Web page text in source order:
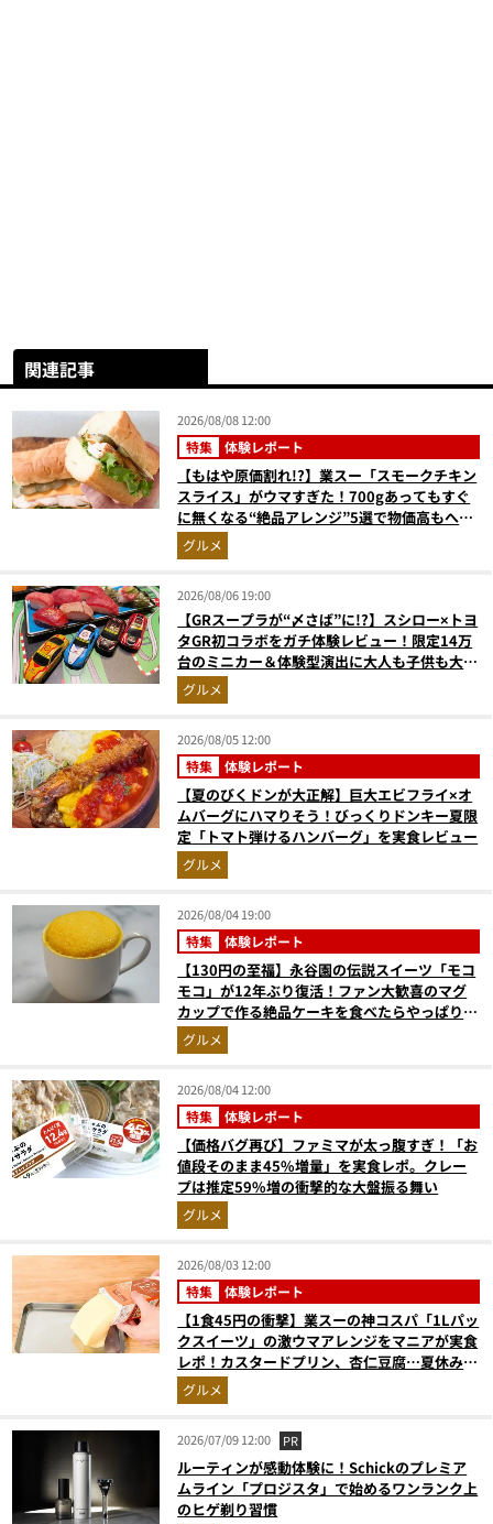
関連記事
2026/08/08 12:00
特集 体験レポート
【もはや原価割れ!?】業スー「スモークチキン
スライス」がウマすぎた！700gあってもすぐ
に無くなる“絶品アレンジ”5選で物価高もへっ
ちゃら
グルメ
2026/08/06 19:00
【GRスープラが“〆さば”に!?】スシロー×トヨ
タGR初コラボをガチ体験レビュー！限定14万
台のミニカー＆体験型演出に大人も子供も大興
奮間違いなし
グルメ
2026/08/05 12:00
特集 体験レポート
【夏のびくドンが大正解】巨大エビフライ×オ
ムバーグにハマりそう！びっくりドンキー夏限
定「トマト弾けるハンバーグ」を実食レビュー
グルメ
2026/08/04 19:00
特集 体験レポート
【130円の至福】永谷園の伝説スイーツ「モコ
モコ」が12年ぶり復活！ファン大歓喜のマグ
カップで作る絶品ケーキを食べたらやっぱり最
高にウマかった
グルメ
2026/08/04 12:00
特集 体験レポート
【価格バグ再び】ファミマが太っ腹すぎ！「お
値段そのまま45%増量」を実食レポ。クレー
プは推定59%増の衝撃的な大盤振る舞い
グルメ
2026/08/03 12:00
特集 体験レポート
【1食45円の衝撃】業スーの神コスパ「1Lパッ
クスイーツ」の激ウマアレンジをマニアが実食
レポ！カスタードプリン、杏仁豆腐…夏休みの
おやつに最強すぎた
グルメ
2026/07/09 12:00 PR
ルーティンが感動体験に！Schickのプレミア
ムライン「プロジスタ」で始めるワンランク上
のヒゲ剃り習慣